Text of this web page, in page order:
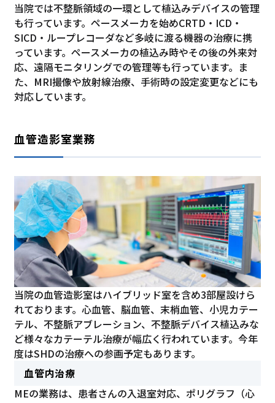
当院では不整脈領域の一環として植込みデバイスの管理
も行っています。ペースメーカを始めCRTD・ICD・
SICD・ループレコーダなど多岐に渡る機器の治療に携
っています。ペースメーカの植込み時やその後の外来対
応、遠隔モニタリングでの管理等も行っています。ま
た、MRI撮像や放射線治療、手術時の設定変更などにも
対応しています。
血管造影室業務
当院の血管造影室はハイブリッド室を含め3部屋設けら
れております。心血管、脳血管、末梢血管、小児カテー
テル、不整脈アブレーション、不整脈デバイス植込みな
ど様々なカテーテル治療が幅広く行われています。今年
度はSHDの治療への参画予定もあります。
血管内治療
MEの業務は、患者さんの入退室対応、ポリグラフ（心